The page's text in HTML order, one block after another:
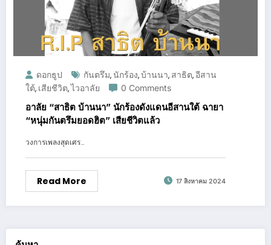
ดอกธูป กันตรึม,นักร้อง,บ้านนา, สาธิต,อีสาน
ใต้, เสียชีวิต,ไวอาลัย 0 Comments
อาลัย “สาธิต บ้านนา” นักร้องดังแดนอีสานใต้ ฉายา
“หนุ่มกันตรึมยอดฮิต” เสียชีวิตแล้ว
วงการเพลงสุดเศร…
Read More 17 สิงหาคม 2024